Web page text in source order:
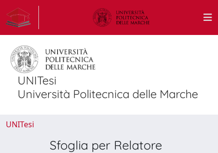
UNITesi
Università Politecnica delle Marche
UNITesi
Sfoglia per Relatore